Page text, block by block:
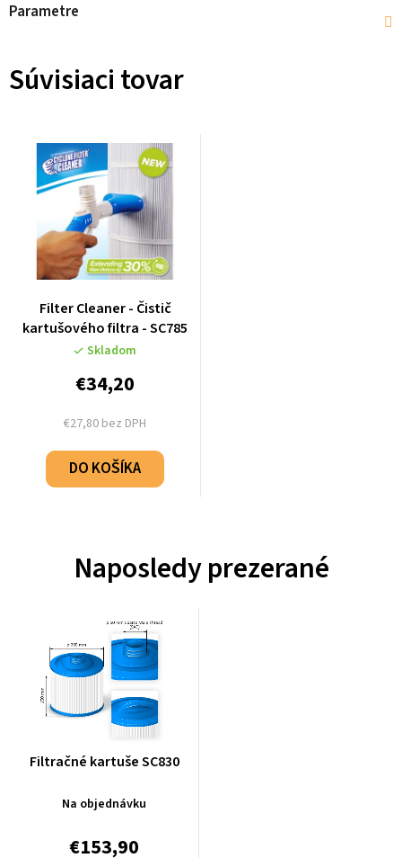
Parametre
Súvisiaci tovar
Filter Cleaner - Čistič
kartušového filtra - SC785
Skladom
€27,80 bez DPH
€34,20
DO KOŠÍKA
Naposledy prezerané
Filtračné kartuše SC830
Na objednávku
€153,90